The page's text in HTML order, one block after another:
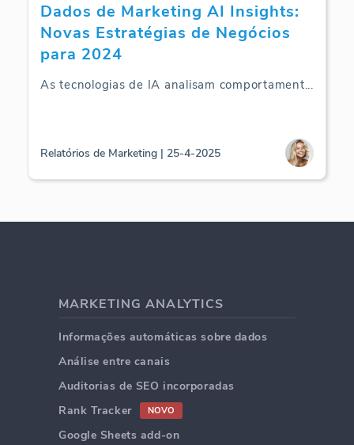
Dados de Marketing AI Insights:
Novas Estratégias de Negócios
para 2024
As tecnologias de IA analisam comportament...
Relatórios de Marketing | 25-4-2025
MARKETING ANALYTICS
Informações automáticas sobre dados
Análise entre canais
Auditorias de SEO incorporadas
Rank Tracker
NOVO
Google Sheets add-on